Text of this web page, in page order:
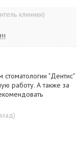
клиники)
"Дентис"
работу. А также за